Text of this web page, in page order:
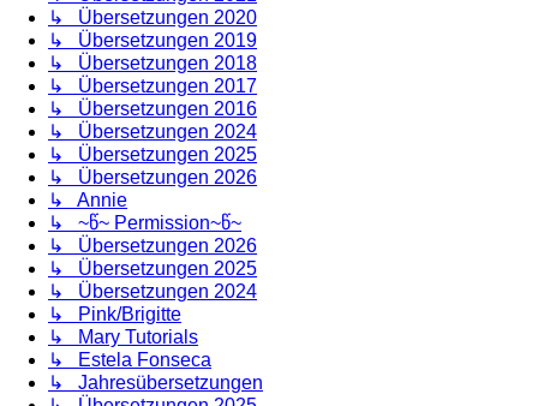
↳ Übersetzungen 2020
↳ Übersetzungen 2019
↳ Übersetzungen 2018
↳ Übersetzungen 2017
↳ Übersetzungen 2016
↳ Übersetzungen 2024
↳ Übersetzungen 2025
↳ Übersetzungen 2026
↳ Annie
↳ ~წ~ Permission~წ~
↳ Übersetzungen 2026
↳ Übersetzungen 2025
↳ Übersetzungen 2024
↳ Pink/Brigitte
↳ Mary Tutorials
↳ Estela Fonseca
↳ Jahresübersetzungen